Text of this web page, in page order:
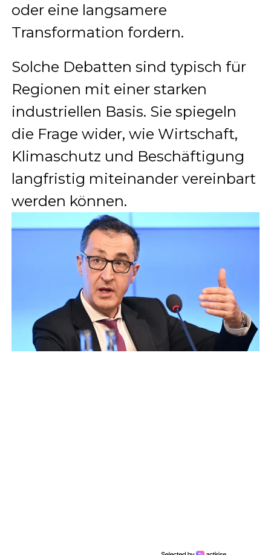
oder eine langsamere
Transformation fordern.
Solche Debatten sind typisch für
Regionen mit einer starken
industriellen Basis. Sie spiegeln
die Frage wider, wie Wirtschaft,
Klimaschutz und Beschäftigung
langfristig miteinander vereinbart
werden können.